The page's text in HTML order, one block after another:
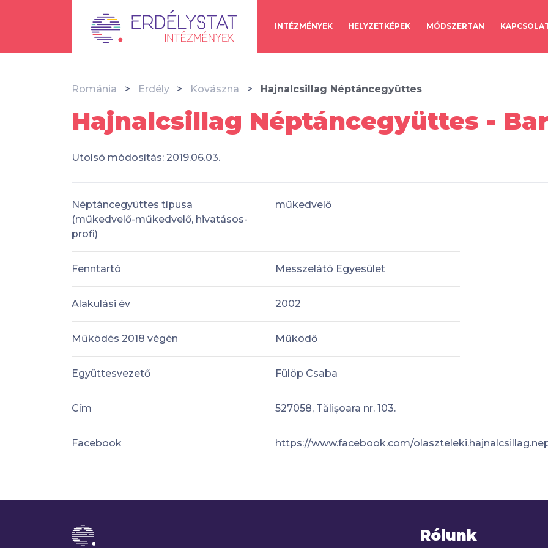
INTÉZMÉNYEK HELYZETKÉPEK MÓDSZERTAN
Románia Erdély Kovászna Hajnalcsillag Néptáncegyüttes
Hajnalcsillag Néptáncegyüttes -
Utolsó módosítás: 2019.06.03.
Néptáncegyüttes típusa
(műkedvelő-műkedvelő, hivatásos-
profi)
műkedvelő
Fenntartó Messzelátó Egyesület
Alakulási év 2002
Működés 2018 végén Működő
Együttesvezető Fülöp Csaba
Cím 527058, Tălișoara nr. 103.
Facebook https://www.facebook.com/
Rólunk